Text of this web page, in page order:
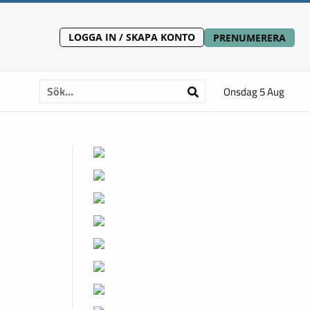
LOGGA IN / SKAPA KONTO PRENUMERERA
Onsdag 5 Aug